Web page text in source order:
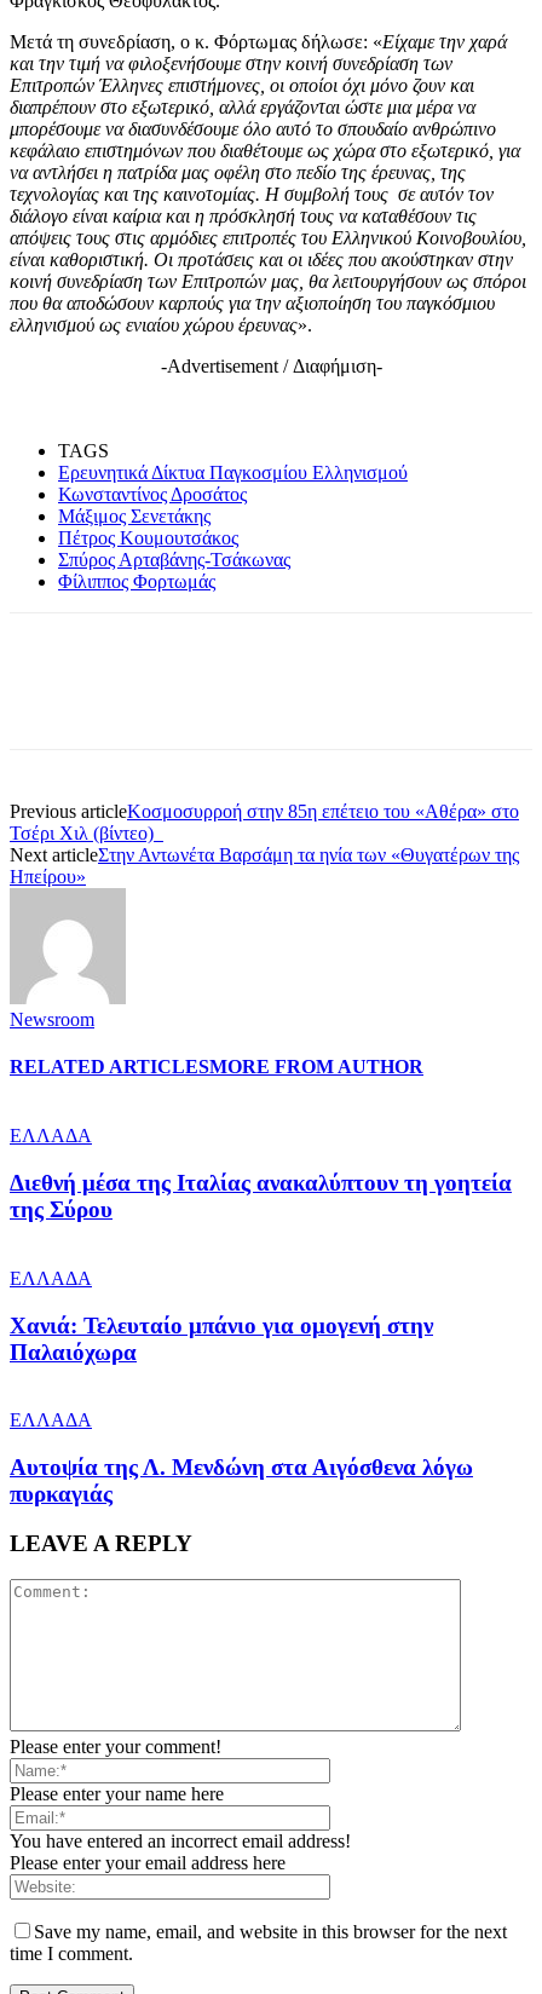
Μετά τη συνεδρίαση, ο κ. Φόρτωμας δήλωσε: «Είχαμε την χαρά
και την τιμή να φιλοξενήσουμε στην κοινή συνεδρίαση των
Επιτροπών Έλληνες επιστήμονες, οι οποίοι όχι μόνο ζουν και
διαπρέπουν στο εξωτερικό, αλλά εργάζονται ώστε μια μέρα να
μπορέσουμε να διασυνδέσουμε όλο αυτό το σπουδαίο ανθρώπινο
κεφάλαιο επιστημόνων που διαθέτουμε ως χώρα στο εξωτερικό, για
να αντλήσει η πατρίδα μας οφέλη στο πεδίο της έρευνας, της
τεχνολογίας και της καινοτομίας. Η συμβολή τους σε αυτόν τον
διάλογο είναι καίρια και η πρόσκλησή τους να καταθέσουν τις
απόψεις τους στις αρμόδιες επιτροπές του Ελληνικού Κοινοβουλίου,
είναι καθοριστική. Οι προτάσεις και οι ιδέες που ακούστηκαν στην
κοινή συνεδρίαση των Επιτροπών μας, θα λειτουργήσουν ως σπόροι
που θα αποδώσουν καρπούς για την αξιοποίηση του παγκόσμιου
ελληνισμού ως ενιαίου χώρου έρευνας».
-Advertisement / Διαφήμιση-
TAGS
Ερευνητικά Δίκτυα Παγκοσμίου Ελληνισμού
Κωνσταντίνος Δροσάτος
Μάξιμος Σενετάκης
Πέτρος Κουμουτσάκος
Σπύρος Αρταβάνης-Τσάκωνας
Φίλιππος Φορτωμάς
Previous articleΚοσμοσυρροή στην 85η επέτειο του «Αθέρα» στο
Τσέρι Χιλ (βίντεο)
Next articleΣτην Αντωνέτα Βαρσάμη τα ηνία των «Θυγατέρων της
Ηπείρου»
Newsroom
RELATED ARTICLESMORE FROM AUTHOR
ΕΛΛΑΔΑ
Διεθνή μέσα της Ιταλίας ανακαλύπτουν τη γοητεία
της Σύρου
ΕΛΛΑΔΑ
Χανιά: Τελευταίο μπάνιο για ομογενή στην
Παλαιόχωρα
ΕΛΛΑΔΑ
Αυτοψία της Λ. Μενδώνη στα Αιγόσθενα λόγω
πυρκαγιάς
LEAVE A REPLY
Please enter your comment!
Please enter your name here
You have entered an incorrect email address!
Please enter your email address here
Save my name, email, and website in this browser for the next
time I comment.